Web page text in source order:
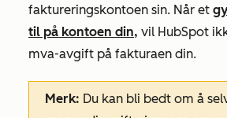
faktureringskontoen sin. Når et
til på kontoen din, vil HubSpot
mva-avgift på fakturaen din.
Merk: Du kan bli bedt om å